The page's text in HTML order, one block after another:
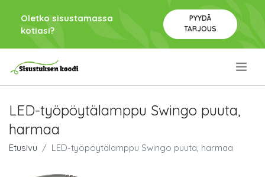
Oletko sisustamassa
kotiasi?
PYYDÄ
TARJOUS
LED-työpöytälamppu Swingo puuta,
harmaa
Etusivu LED-työpöytälamppu Swingo puuta, harmaa